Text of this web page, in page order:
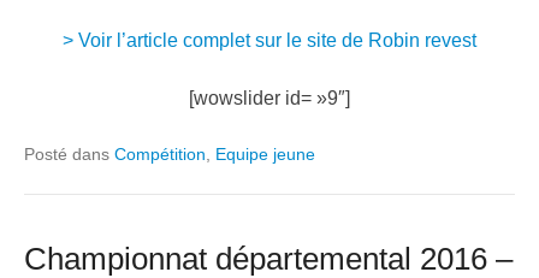
> Voir l’article complet sur le site de Robin revest
[wowslider id= »9″]
Posté dans Compétition Equipe jeune
Championnat départemental 2016 –